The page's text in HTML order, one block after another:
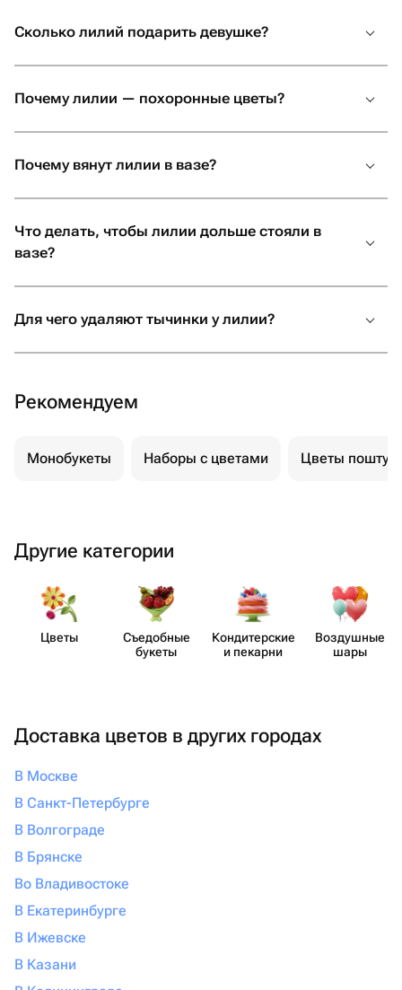
Сколько лилий подарить девушке?
Почему лилии — похоронные цветы?
Почему вянут лилии в вазе?
Что делать, чтобы лилии дольше стояли в
вазе?
Для чего удаляют тычинки у лилии?
Рекомендуем
Монобукеты Наборы с цветами Цветы
Другие категории
Цветы
Съедобные
букеты
Кондит​ерские
и пекарни
Воздушные
шары
Доставка цветов в других городах
В Москве
В Санкт-Петербурге
В Волгограде
В Брянске
Во Владивостоке
В Екатеринбурге
В Ижевске
В Казани